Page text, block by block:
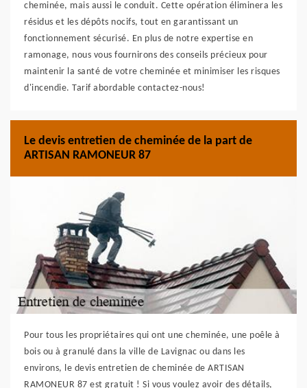
cheminée, mais aussi le conduit. Cette opération éliminera les
résidus et les dépôts nocifs, tout en garantissant un
fonctionnement sécurisé. En plus de notre expertise en
ramonage, nous vous fournirons des conseils précieux pour
maintenir la santé de votre cheminée et minimiser les risques
d'incendie. Tarif abordable contactez-nous!
Le devis entretien de cheminée de la part de
ARTISAN RAMONEUR 87
Pour tous les propriétaires qui ont une cheminée, une poêle à
bois ou à granulé dans la ville de Lavignac ou dans les
environs, le devis entretien de cheminée de ARTISAN
RAMONEUR 87 est gratuit ! Si vous voulez avoir des détails,